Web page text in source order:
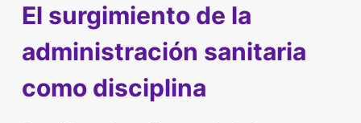
El surgimiento de la
administración sanitaria
como disciplina